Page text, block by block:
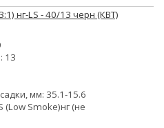
нг-LS - 40/13 черн (КВТ)
13
мм: 35.1-15.6
(Low Smoke)нг (не